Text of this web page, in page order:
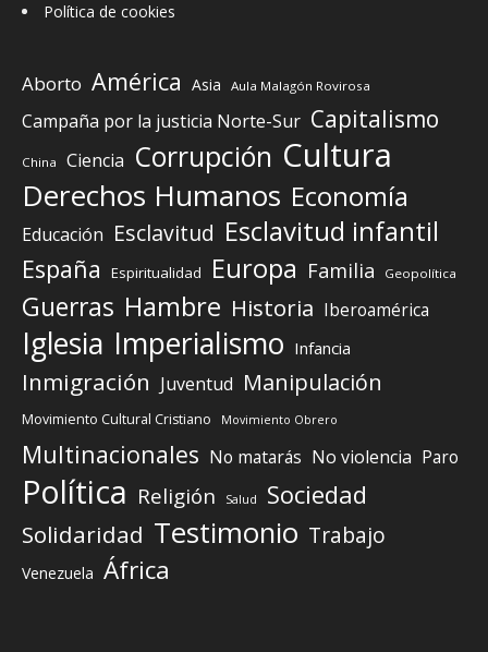
Política de cookies
Aborto América Asia Aula Malagón Rovirosa
Campaña por la justicia Norte-Sur Capitalismo
China Ciencia Corrupción Cultura
Derechos Humanos Economía
Educación Esclavitud Esclavitud infantil
España Espiritualidad Europa Familia Geopolítica
Guerras Hambre Historia Iberoamérica
Iglesia Imperialismo Infancia
Inmigración Juventud Manipulación
Movimiento Cultural Cristiano Movimiento Obrero
Multinacionales No matarás No violencia Paro
Política Religión Salud Sociedad
Solidaridad Testimonio Trabajo
Venezuela África